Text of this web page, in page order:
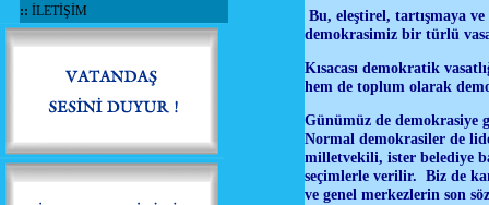
:: İLETİŞİM
Bu, eleştirel, tartışmaya
demokrasimiz bir türlü
Kısacası demokratik
hem de toplum olarak
Günümüz de demokrasiye
Normal demokrasiler de
milletvekili, ister belediye
seçimlerle verilir. Biz de
ve genel merkezlerin son